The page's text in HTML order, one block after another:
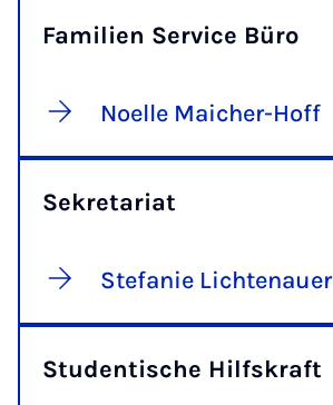
Familien Service Büro
Noelle Maicher-Hoff
Sekretariat
Stefanie Lichtenauer
Studentische Hilfskraft